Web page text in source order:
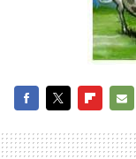
MAIL